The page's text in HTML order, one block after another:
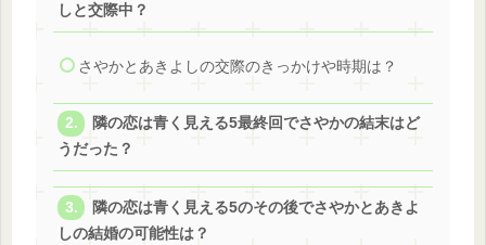
しと交際中？
さやかとあきよしの交際のきっかけや時期は？
隣の恋は青く見える5最終回でさやかの結末はど
うだった？
隣の恋は青く見える5のその後でさやかとあきよ
しの結婚の可能性は？